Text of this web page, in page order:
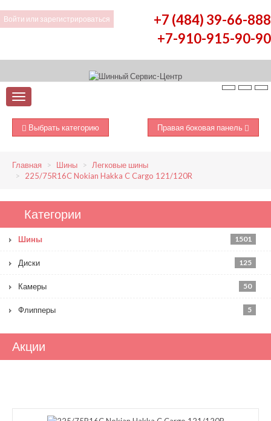
Войти или зарегистрироваться
+7 (484) 39-66-888
+7-910-915-90-90
Выбрать категорию Правая боковая панель
Главная Шины
Легковые шины
225/75R16C Nokian Hakka C Cargo 121/120R
Категории
Шины 1501
Диски 125
Камеры 50
Флипперы 5
Акции